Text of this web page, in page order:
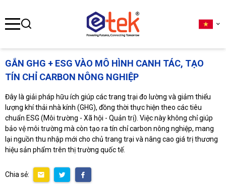
GẮN GHG + ESG VÀO MÔ HÌNH CANH TÁC, TẠO
TÍN CHỈ CARBON NÔNG NGHIỆP
Đây là giải pháp hữu ích giúp các trang trại đo lường và giảm thiểu
lượng khí thải nhà kính (GHG), đồng thời thực hiện theo các tiêu
chuẩn ESG (Môi trường - Xã hội - Quản trị). Việc này không chỉ giúp
bảo vệ môi trường mà còn tạo ra tín chỉ carbon nông nghiệp, mang
lại nguồn thu nhập mới cho chủ trang trại và nâng cao giá trị thương
hiệu sản phẩm trên thị trường quốc tế.
Chia sẻ: